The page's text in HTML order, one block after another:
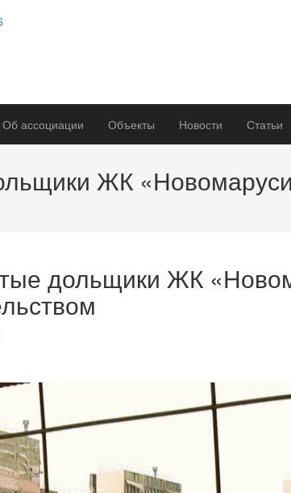
Об ассоциации Объекты Новости Статьи
ЖК
дольщики ЖК